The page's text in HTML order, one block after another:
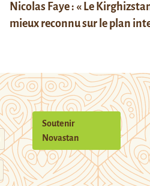
Nicolas Faye : « Le
mieux reconnu sur le plan
Soutenir
Novastan